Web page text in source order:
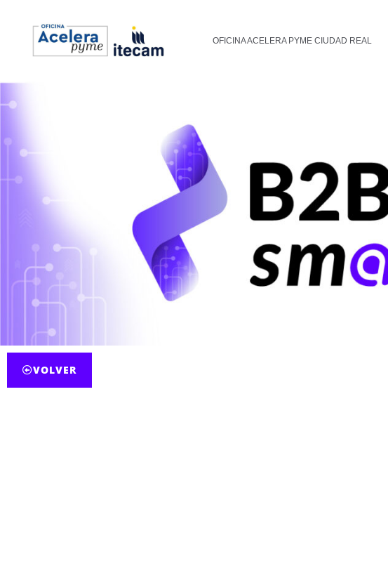
contenido
OFICINA ACELERA PYME CIUDAD REAL
VOLVER